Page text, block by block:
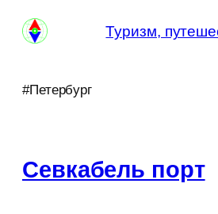
Перейти
Туризм,
#Петербург
Севкабель порт